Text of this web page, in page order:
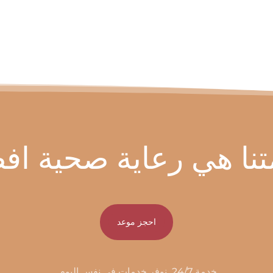
هي رعاية صحية
احجز موعد